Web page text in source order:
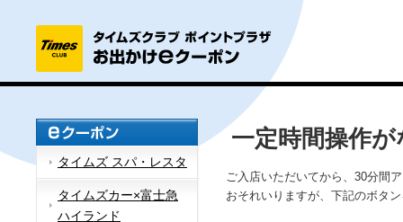
タイムズ スパ・レスタ
タイムズカー×富士急
ハイランド
一定時間操作
ご入店いただいてから、30分間
おそれいりますが、下記のボタ